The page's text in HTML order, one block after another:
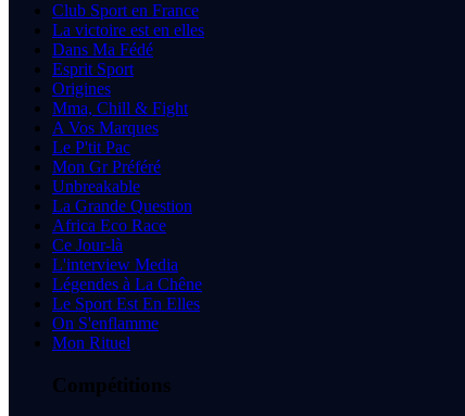
Club Sport en France
La victoire est en elles
Dans Ma Fédé
Esprit Sport
Origines
Mma, Chill & Fight
A Vos Marques
Le P'tit Pac
Mon Gr Préféré
Unbreakable
La Grande Question
Africa Eco Race
Ce Jour-là
L'interview Media
Légendes à La Chêne
Le Sport Est En Elles
On S'enflamme
Mon Rituel
Compétitions